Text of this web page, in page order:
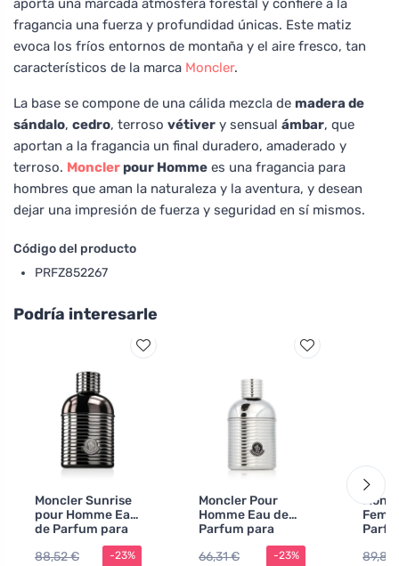
fragancia una fuerza y profundidad únicas. Este matiz
evoca los fríos entornos de montaña y el aire fresco, tan
característicos de la marca Moncler.
La base se compone de una cálida mezcla de madera de
sándalo, cedro, terroso vétiver y sensual ámbar, que
aportan a la fragancia un final duradero, amaderado y
terroso. Moncler pour Homme es una fragancia para
hombres que aman la naturaleza y la aventura, y desean
dejar una impresión de fuerza y seguridad en sí mismos.
Código del producto
PRFZ852267
Podría interesarle
Moncler Sunrise
pour Homme Eau
de Parfum para
88,52 €
-23%
Moncler Pour
Homme Eau de
Parfum para
66,31 €
-23%
mujer
89,83